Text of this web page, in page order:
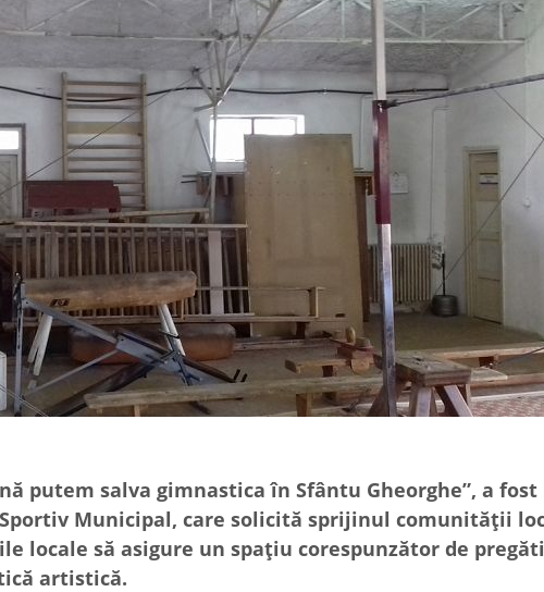
putem salva gimnastica în Sfântu Gheorghe”, a fost
Municipal, care solicită sprijinul comunităţii
locale să asigure un spaţiu corespunzător de
artistică.